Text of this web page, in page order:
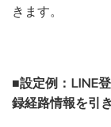
きます。
■設定例：LINE
録経路情報を引